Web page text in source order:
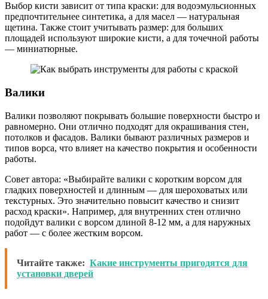
Выбор кисти зависит от типа краски: для водоэмульсионных
предпочтительнее синтетика, а для масел — натуральная
щетина. Также стоит учитывать размер: для больших
площадей используют широкие кисти, а для точечной работы
— миниатюрные.
Валики
Валики позволяют покрывать большие поверхности быстро и
равномерно. Они отлично подходят для окрашивания стен,
потолков и фасадов. Валики бывают различных размеров и
типов ворса, что влияет на качество покрытия и особенности
работы.
Совет автора: «Выбирайте валики с коротким ворсом для
гладких поверхностей и длинным — для шероховатых или
текстурных. Это значительно повысит качество и снизит
расход краски». Например, для внутренних стен отлично
подойдут валики с ворсом длиной 8-12 мм, а для наружных
работ — с более жестким ворсом.
Читайте также: Какие инструменты пригодятся для
установки дверей